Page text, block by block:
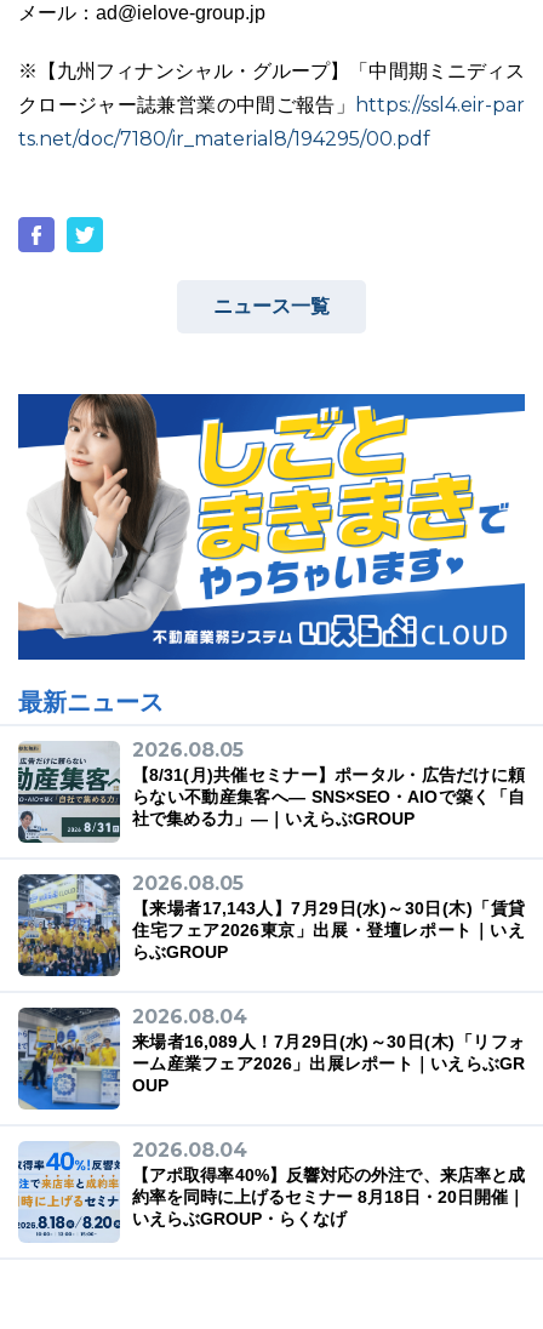
メール：ad@ielove-group.jp
※【九州フィナンシャル・グループ】「中間期ミニディス
クロージャー誌兼営業の中間ご報告」
https://ssl4.eir-par
ts.net/doc/7180/ir_material8/194295/00.pdf
ニュース一覧
最新ニュース
2026.08.05
【8/31(月)共催セミナー】ポータル・広告だけに頼
らない不動産集客へ― SNS×SEO・AIOで築く「自
社で集める力」―｜いえらぶGROUP
2026.08.05
【来場者17,143人】7月29日(水)～30日(木)「賃貸
住宅フェア2026東京」出展・登壇レポート｜いえ
らぶGROUP
2026.08.04
来場者16,089人！7月29日(水)～30日(木)「リフォ
ーム産業フェア2026」出展レポート｜いえらぶGR
OUP
2026.08.04
【アポ取得率40%】反響対応の外注で、来店率と成
約率を同時に上げるセミナー 8月18日・20日開催｜
いえらぶGROUP・らくなげ